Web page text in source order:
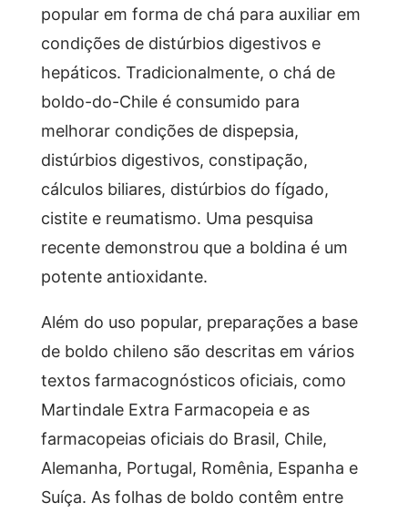
popular em forma de chá para auxiliar em
condições de distúrbios digestivos e
hepáticos. Tradicionalmente, o chá de
boldo-do-Chile é consumido para
melhorar condições de dispepsia,
distúrbios digestivos, constipação,
cálculos biliares, distúrbios do fígado,
cistite e reumatismo. Uma pesquisa
recente demonstrou que a boldina é um
potente antioxidante.
Além do uso popular, preparações a base
de boldo chileno são descritas em vários
textos farmacognósticos oficiais, como
Martindale Extra Farmacopeia e as
farmacopeias oficiais do Brasil, Chile,
Alemanha, Portugal, Romênia, Espanha e
Suíça. As folhas de boldo contêm entre